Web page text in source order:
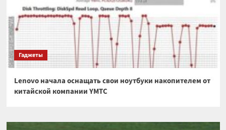
Гаджеты
Lenovo начала оснащать свои ноутбуки накопителем от
китайской компании YMTC